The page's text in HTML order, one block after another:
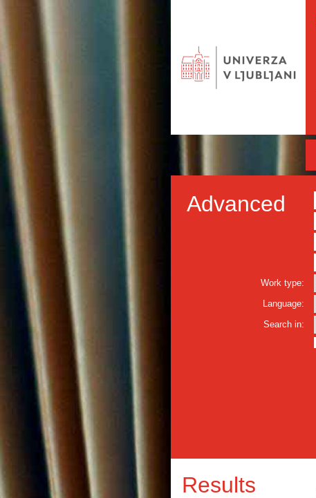
Advanced
Work type:
Language:
Search in:
Results